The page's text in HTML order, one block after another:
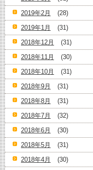
2019年2月
(28)
2019年1月
(31)
2018年12月
(31)
2018年11月
(30)
2018年10月
(31)
2018年9月
(31)
2018年8月
(31)
2018年7月
(32)
2018年6月
(30)
2018年5月
(31)
2018年4月
(30)